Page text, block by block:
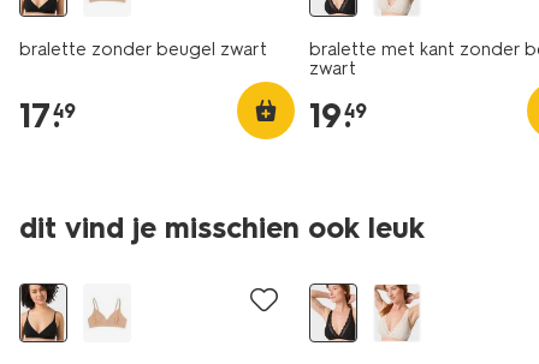
bralette zonder beugel zwart
17.
49
bralette met kant zonder
zwart
19.
49
dit vind je misschien ook leuk